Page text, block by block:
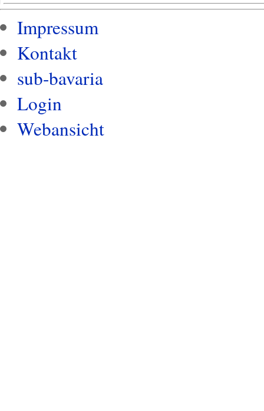
Impressum
Kontakt
sub-bavaria
Login
Webansicht